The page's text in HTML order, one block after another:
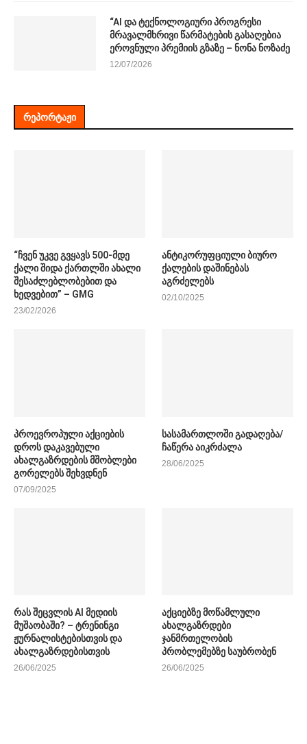
“AI და ტექნოლოგიური პროგრესი
მრავალმხრივი წარმატების გასაღებია
ეროვნული პრემიის გზაზე – ნონა ნოზაძე
12/07/2026
ᲠᲔᲞᲝᲠᲢᲐᲟᲘ
“ჩვენ უკვე გვყავს 500-მდე
ქალი შიდა ქართლში ახალი
შესაძლებლობებით და
ხედვებით” – GMG
23/02/2026
ანტიკორუფციული ბიურო
ქალების დაშინებას
აგრძელებს
02/10/2025
პროევროპული აქციების
დროს დაკავებული
ახალგაზრდების მშობლები
გორელებს შეხვდნენ
07/09/2025
სასამართლოში გადაღება/
ჩაწერა აიკრძალა
28/06/2025
რას შეცვლის AI მედიის
მუშაობაში? – ტრენინგი
ჟურნალისტებისთვის და
ახალგაზრდებისთვის
26/06/2025
აქციებზე მოწამლული
ახალგაზრდები
ჯანმრთელობის
პრობლემებზე საუბრობენ
26/06/2025